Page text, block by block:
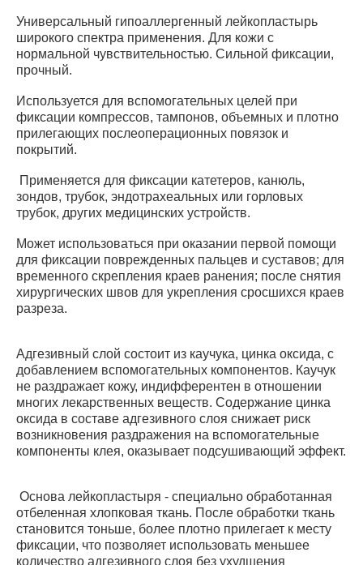
Универсальный гипоаллергенный лейкопластырь
широкого спектра применения. Для кожи с
нормальной чувствительностью. Сильной фиксации,
прочный.
Используется для вспомогательных целей при
фиксации компрессов, тампонов, объемных и плотно
прилегающих послеоперационных повязок и
покрытий.
Применяется для фиксации катетеров, канюль,
зондов, трубок, эндотрахеальных или горловых
трубок, других медицинских устройств.
Может использоваться при оказании первой помощи
для фиксации поврежденных пальцев и суставов; для
временного скрепления краев ранения; после снятия
хирургических швов для укрепления сросшихся краев
разреза.
Адгезивный слой состоит из каучука, цинка оксида, с
добавлением вспомогательных компонентов. Каучук
не раздражает кожу, индифферентен в отношении
многих лекарственных веществ. Содержание цинка
оксида в составе адгезивного слоя снижает риск
возникновения раздражения на вспомогательные
компоненты клея, оказывает подсушивающий эффект.
Основа лейкопластыря - специально обработанная
отбеленная хлопковая ткань. После обработки ткань
становится тоньше, более плотно прилегает к месту
фиксации, что позволяет использовать меньшее
количество адгезивного слоя без ухудшения